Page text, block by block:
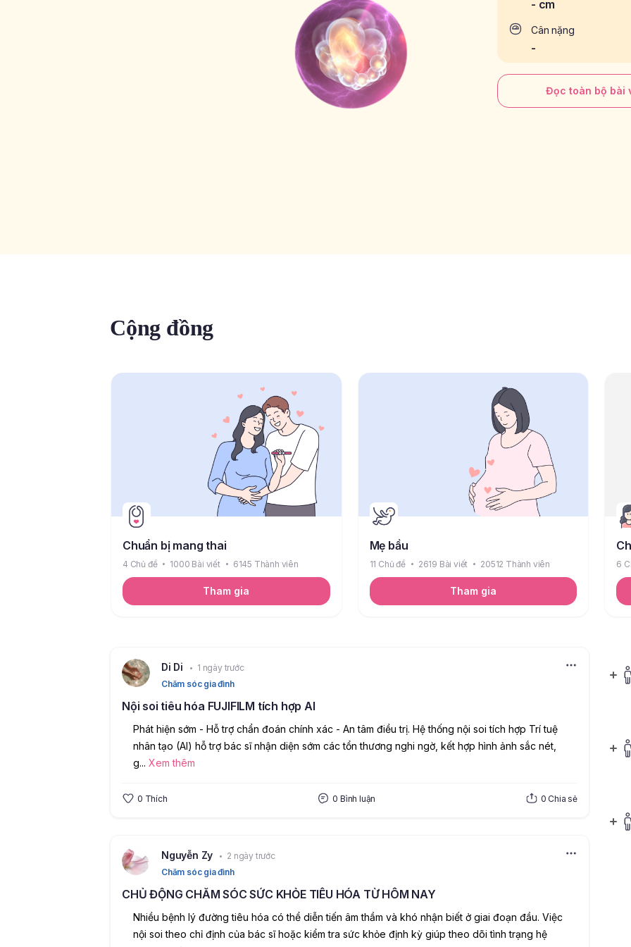
- cm
Cân nặng
-
Đọc toàn bộ bài
Cộng đồng
Chuẩn bị mang thai
4 Chủ đề 1000 Bài viết 6145 Thành viên
Tham gia
Mẹ bầu
11 Chủ đề 2619 Bài viết 20512 Thành viên
Tham gia
6
Di Di
1 ngày trước
Chăm sóc gia đình
Nội soi tiêu hóa FUJIFILM tích hợp AI
Phát hiện sớm - Hỗ trợ chẩn đoán chính xác - An tâm điều trị. Hệ thống nội soi tích hợp Trí tuệ
nhân tạo (AI) hỗ trợ bác sĩ nhận diện sớm các tổn thương nghi ngờ, kết hợp hình ảnh sắc nét,
g... Xem thêm
0 Thích 0 Bình luận 0 Chia sẻ
Nguyễn Zy
2 ngày trước
Chăm sóc gia đình
CHỦ ĐỘNG CHĂM SÓC SỨC KHỎE TIÊU HÓA TỪ HÔM NAY
Nhiều bệnh lý đường tiêu hóa có thể diễn tiến âm thầm và khó nhận biết ở giai đoạn đầu. Việc
nội soi theo chỉ định của bác sĩ hoặc kiểm tra sức khỏe định kỳ giúp theo dõi tình trạng hệ